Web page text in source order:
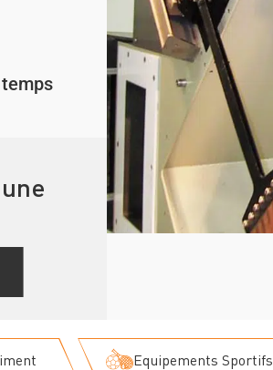
Equipements Sportifs